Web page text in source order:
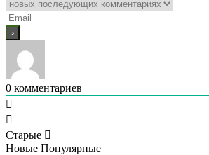
0 комментариев
Старые
Новые Популярные